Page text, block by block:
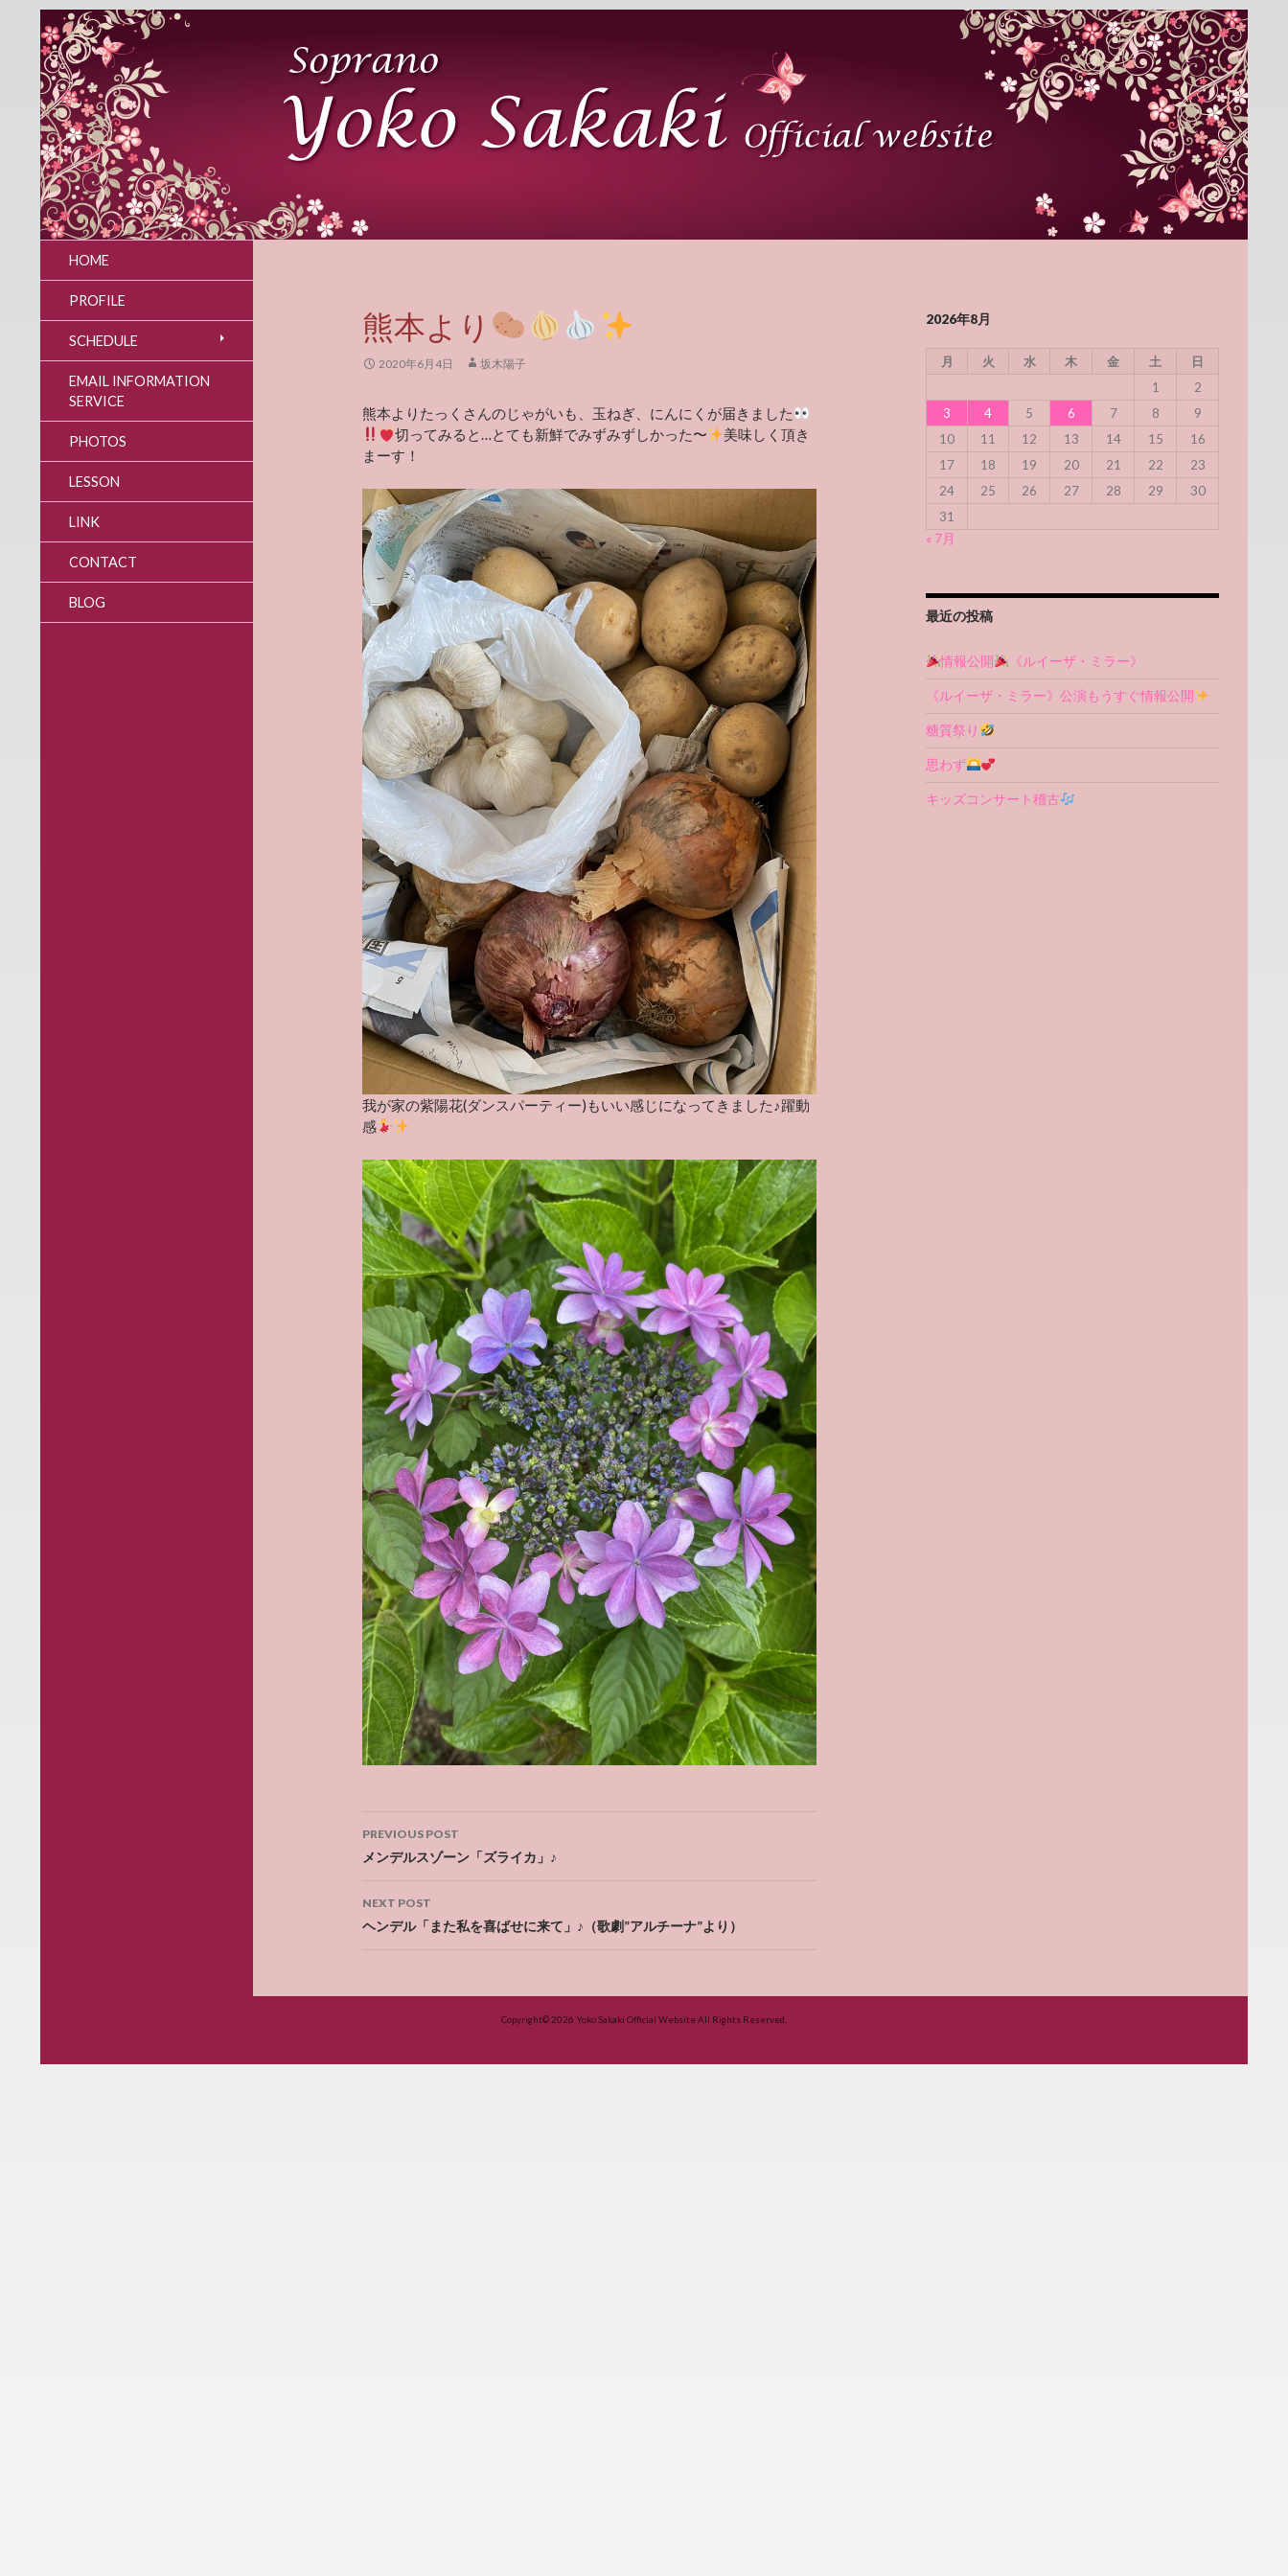
熊本より
2020年6月4日 坂木陽子
熊本よりたっくさんのじゃがいも、玉ねぎ、にんにくが届きました
切ってみると…とても新鮮でみずみずしかった〜
美味しく頂き
まーす！
我が家の紫陽花(ダンスパーティー)もいい感じになってきました♪躍動
感
Post
navigation
PREVIOUS POST
メンデルスゾーン「ズライカ」♪
NEXT POST
ヘンデル「また私を喜ばせに来て」♪（歌劇”アルチーナ”より）
2026年8月
月 火 水 木 金 土
日
1
2
3
4 5 6 7 8
9
10
11 12 13 14 15
16
17
18 19 20 21 22
23
24
25 26 27 28 29
30
31
« 7月
最近の投稿
情報公開 《ルイーザ・ミラー》
《ルイーザ・ミラー》公演もうすぐ情報公開
糖質祭り
思わず
キッズコンサート稽古
HOME
PROFILE
SCHEDULE
EMAIL INFORMATION
SERVICE
PHOTOS
LESSON
LINK
CONTACT
BLOG
Copyright© 2026 Yoko Sakaki Official WebsiteAll Rights Reserved.